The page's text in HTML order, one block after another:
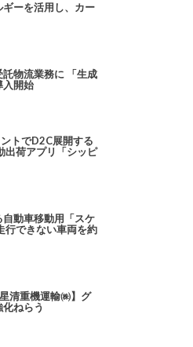
ーを活用し、カー
物流業務に 「生成
入開始
トでD2C展開する
出荷アプリ「シッピ
動車移動用「スケ
行できない車両を約
清重機運輸㈱】グ
ねらう